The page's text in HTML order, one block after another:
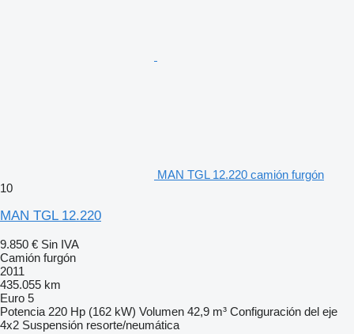
MAN TGL 12.220 camión furgón
10
MAN TGL 12.220
9.850 € Sin IVA
Camión furgón
2011
435.055 km
Euro 5
Potencia 220 Hp (162 kW) Volumen 42,9 m³ Configuración del eje
4x2 Suspensión resorte/neumática